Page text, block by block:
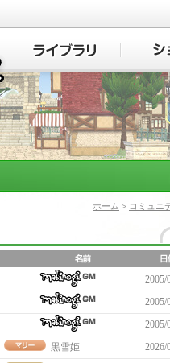
マビノギ
ホーム > コミュニ
2005/
2005/
2005/
黒雪姫 2026/